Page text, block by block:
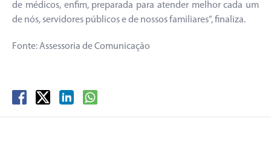
de médicos, enfim, preparada para atender melhor cada um
de nós, servidores públicos e de nossos familiares”, finaliza.
Fonte: Assessoria de Comunicação